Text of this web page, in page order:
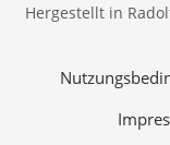
Hergestellt in